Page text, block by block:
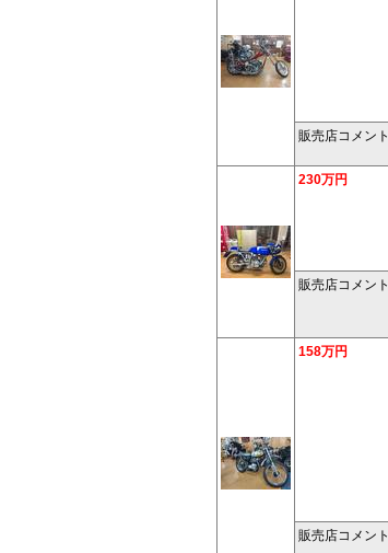
販売店コメント
230万円
販売店コメント
158万円
販売店コメント